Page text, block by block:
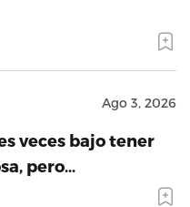
Ago 3, 2026
veces bajo tener
pero…